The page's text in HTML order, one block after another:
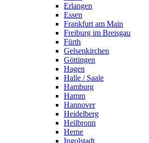
Erlangen
Essen
Frankfurt am Main
Freiburg im Breisgau
Fürth
Gelsenkirchen
Göttingen
Hagen
Halle / Saale
Hamburg
Hamm
Hannover
Heidelberg
Heilbronn
Herne
Ingolstadt